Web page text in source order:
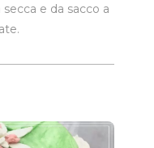
e da sacco a